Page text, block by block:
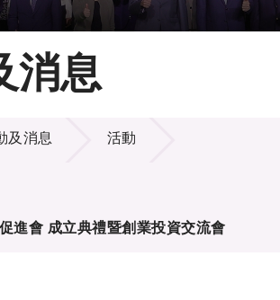
計劃
消息
及消息 活動
進會 成立典禮暨創業投資交流會